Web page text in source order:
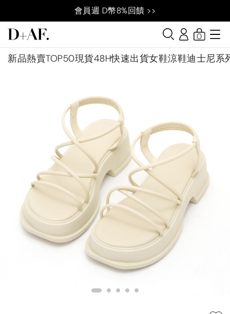
會員週 D幣8%回饋 >>
新品熱賣TOP50現貨48H快速出貨女鞋涼鞋迪士尼系
0